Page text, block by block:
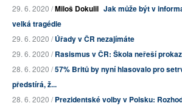
29. 6. 2020 /Miloš Dokulil Jak může být v
velká tragédie
29. 6. 2020 /Úřady v ČR nezajímáte
29. 6. 2020 /Rasismus v ČR: Škola neřeší
28. 6. 2020 /57% Britů by nyní hlasovalo pro
předstírá, ž...
28. 6. 2020 /Prezidentské volby v Polsku: